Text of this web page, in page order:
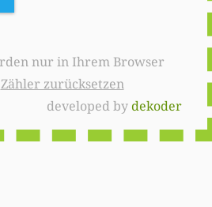
Zähler zurücksetzen
developed bydekoder